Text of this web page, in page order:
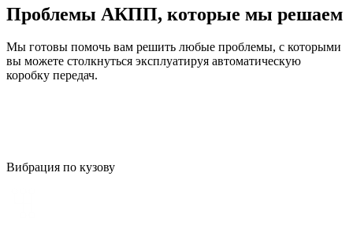
Проблемы АКПП, которые мы решаем
Мы готовы помочь вам решить любые проблемы, с которыми
вы можете столкнуться эксплуатируя автоматическую
коробку передач.
Вибрация по кузову